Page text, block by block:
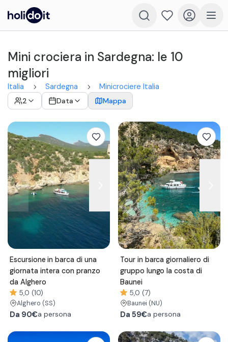
Mini crociera in Sardegna: le 10
migliori
Italia Sardegna
Minicrociere Italia
2
Data Mappa
Escursione in barca di una
giornata intera con pranzo
da Alghero
5,0 (10)
Alghero (SS)
Da 90€a persona
Tour in barca giornaliero di
gruppo lungo la costa di
Baunei
5,0 (7)
Baunei (NU)
Da 59€a persona